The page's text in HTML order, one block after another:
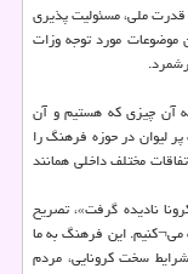
قدرت ملی، مسئولیت پذیری
موضوعات مورد توجه وزات
آن چیزی که هستیم و آن
لیوان در حوزه فرهنگ را
مختلف داخلی همانند
نادیده گرفت»، تصریح
می¬کنیم. این فرهنگ به ما
سخت کرونایی، مردم